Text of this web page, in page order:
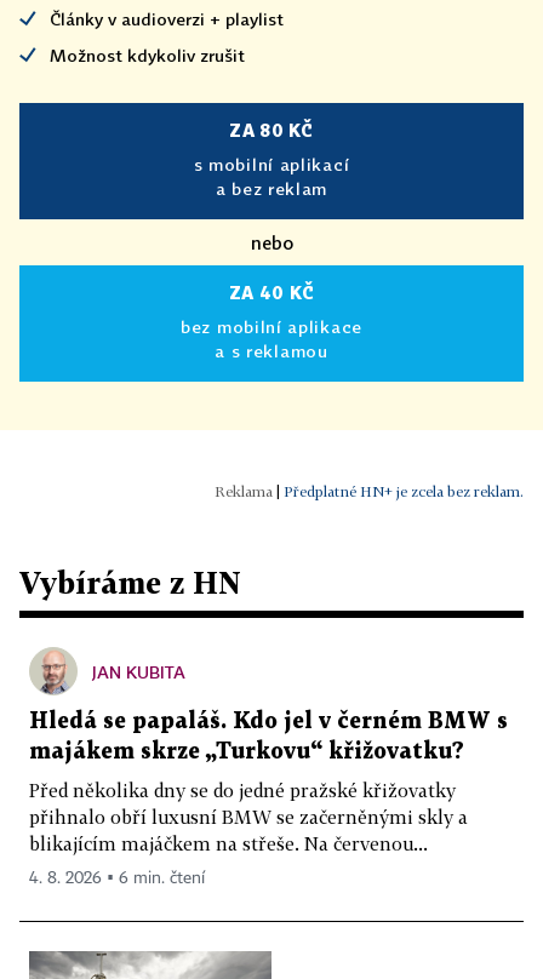
Články v audioverzi + playlist
Možnost kdykoliv zrušit
ZA 80 KČ
s mobilní aplikací
a bez reklam
nebo
ZA 40 KČ
bez mobilní aplikace
a s reklamou
Předplatné HN+ je zcela bez reklam.
Vybíráme z HN
JAN KUBITA
Hledá se papaláš. Kdo jel v černém BMW s
majákem skrze „Turkovu“ křižovatku?
Před několika dny se do jedné pražské křižovatky
přihnalo obří luxusní BMW se začerněnými skly a
blikajícím majáčkem na střeše. Na červenou...
4. 8. 2026 ▪ 6 min. čtení